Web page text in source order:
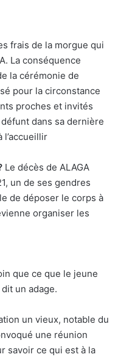
frais de la morgue qui
La conséquence
la cérémonie de
pour la circonstance
proches et invités
dans sa dernière
l’accueillir
Le décès de ALAGA
un de ses gendres
de déposer le corps à
organiser les
que ce que le jeune
un adage.
un vieux, notable du
une réunion
savoir ce qui est à la